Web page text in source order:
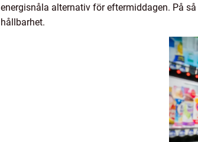
energisnåla alternativ för eftermiddagen. På
hållbarhet.